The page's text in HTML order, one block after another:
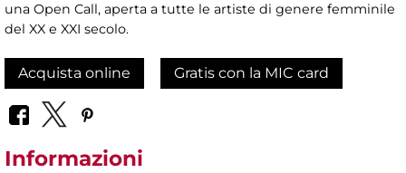
una Open Call, aperta a tutte le artiste di genere femminile
del XX e XXI secolo.
Acquista online Gratis con la MIC card
Informazioni